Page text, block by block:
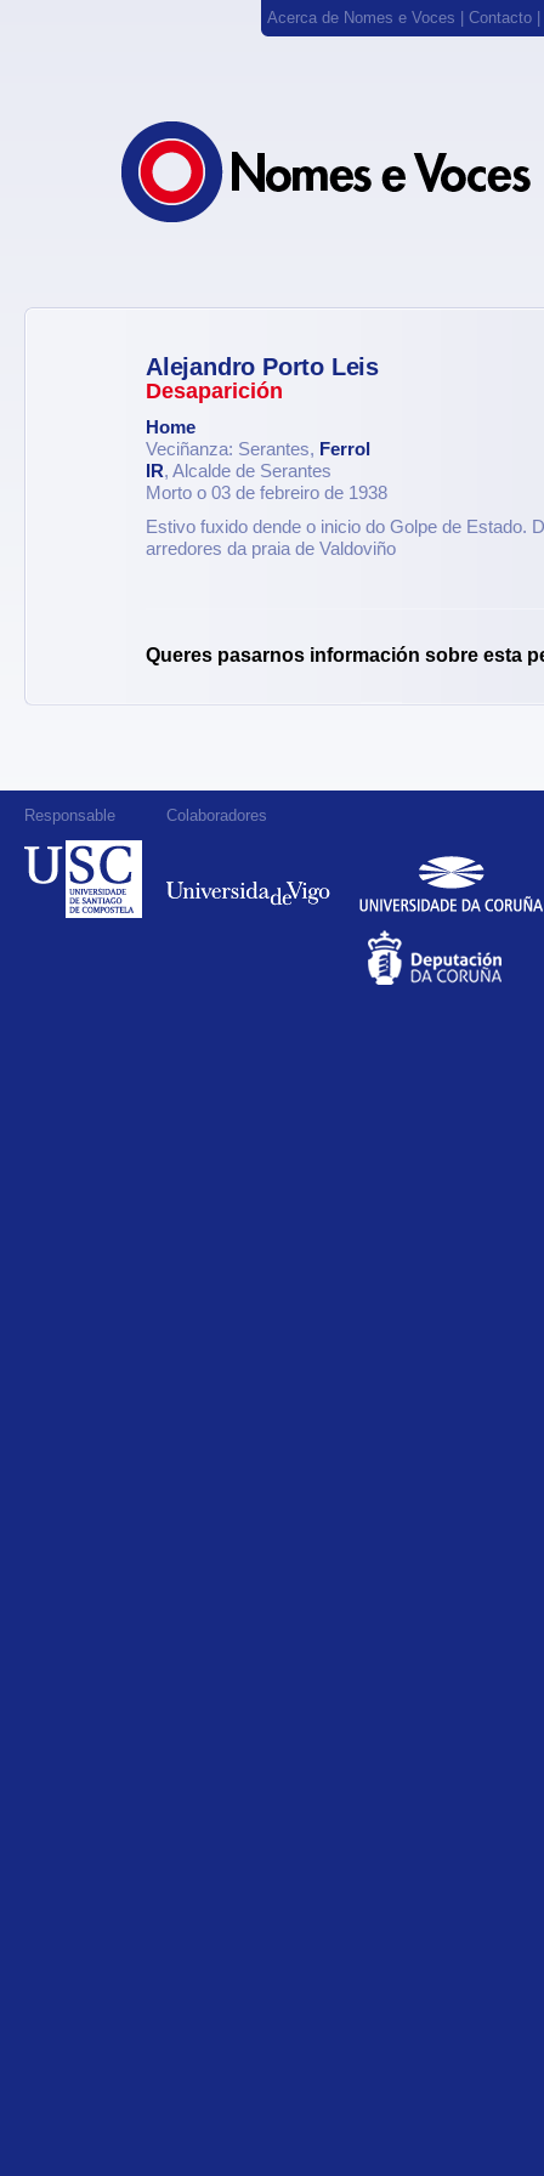
Acerca de Nomes e Voces Contacto
Alejandro Porto Leis
Desaparición
Home
Veciñanza: Serantes, Ferrol
IR, Alcalde de Serantes
Morto o 03 de febreiro de 1938
Estivo fuxido dende o inicio do Golpe de Estado.
arredores da praia de Valdoviño
Queres pasarnos información sobre esta
Responsable Colaboradores